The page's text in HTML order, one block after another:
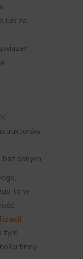
lub za
danych.
to w
tym
firmy